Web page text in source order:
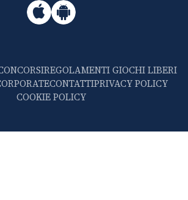
REGOLAMENTI GIOCHI LIBERI
CONTATTIPRIVACY POLICY
COOKIE POLICY